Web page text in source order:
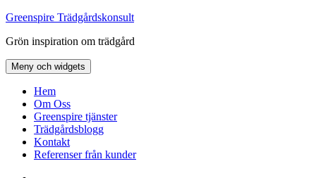
Hoppa
innehåll
Greenspire Trädgårdskonsult
Grön inspiration om trädgård
Meny och widgets
Hem
Om Oss
Greenspire tjänster
Trädgårdsblogg
Kontakt
Referenser från kunder